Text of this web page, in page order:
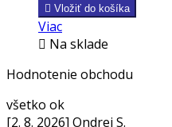
 Vložiť do košíka
Viac
 Na sklade
Hodnotenie obchodu
všetko ok
[2. 8. 2026] Ondrej S.